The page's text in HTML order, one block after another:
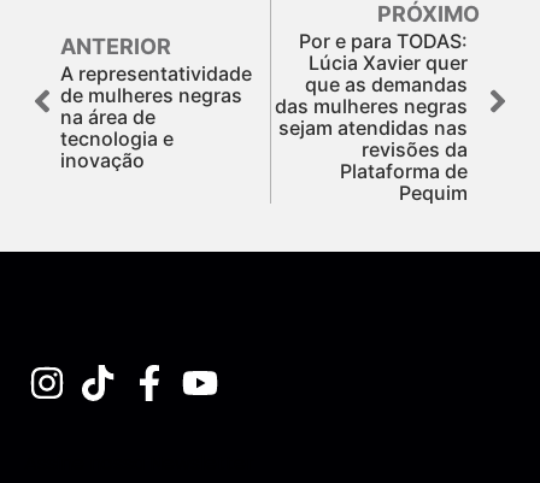
ANTERIOR
A representatividade
de mulheres negras
na área de
tecnologia e
inovação
PRÓXIMO
Por e para TODAS:
Lúcia Xavier quer
que as demandas
das mulheres negras
sejam atendidas nas
revisões da
Plataforma de
Pequim